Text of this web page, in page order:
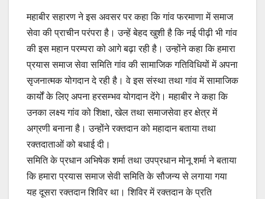
महाबीर सहारण ने इस अवसर पर कहा कि गांव फरमाणा में समाज
सेवा की प्राचीन परंपरा है। उन्हें बेहद खुशी है कि नई पीढ़ी भी गांव
की इस महान परम्परा को आगे बढ़ा रही है। उन्होंने कहा कि हमारा
प्रयास समाज सेवा समिति गांव की सामाजिक गतिविधियों में अपना
सृजनात्मक योगदान दे रही है। वे इस संस्था तथा गांव में सामाजिक
कार्यों के लिए अपना हरसम्भव योगदान देंगे। महाबीर ने कहा कि
उनका लक्ष्य गांव को शिक्षा, खेल तथा समाजसेवा हर क्षेत्र में
अग्रणी बनाना है। उन्होंने रक्तदान को महादान बताया तथा
रक्तदाताओं को बधाई दी।
समिति के प्रधान अभिषेक शर्मा तथा उपप्रधान मोनू शर्मा ने बताया
कि हमारा प्रयास समाज सेवी समिति के सौजन्य से लगाया गया
यह दूसरा रक्तदान शिविर था। शिविर में रक्तदान के प्रति